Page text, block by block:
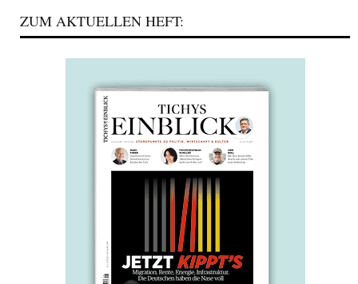
ZUM AKTUELLEN HEFT: